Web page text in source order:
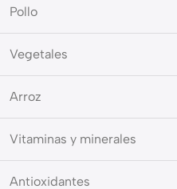
Pollo
Vegetales
Arroz
Vitaminas y minerales
Antioxidantes